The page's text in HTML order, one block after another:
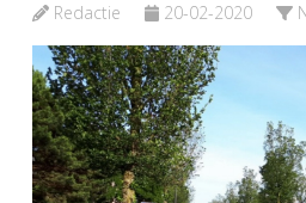
Redactie 20-02-2020